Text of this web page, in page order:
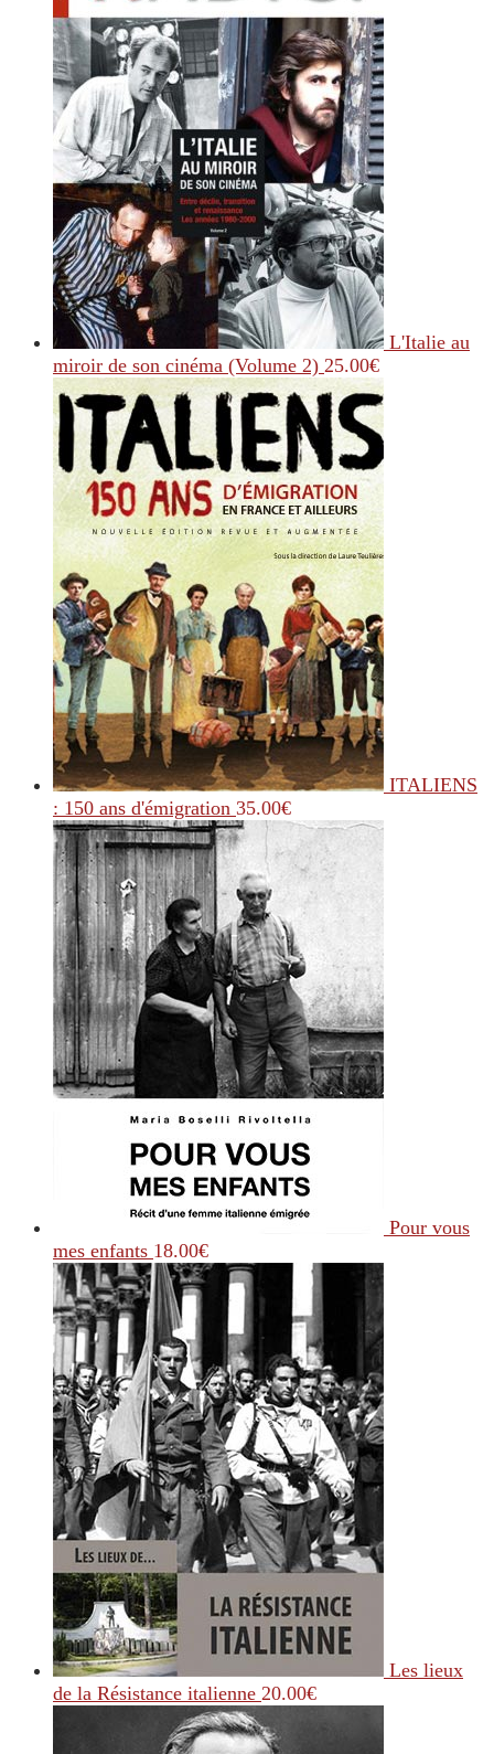
L'Italie au
miroir de son cinéma (Volume 2) 25.00€
ITALIENS
: 150 ans d'émigration 35.00€
Pour vous
mes enfants 18.00€
Les lieux
de la Résistance italienne 20.00€